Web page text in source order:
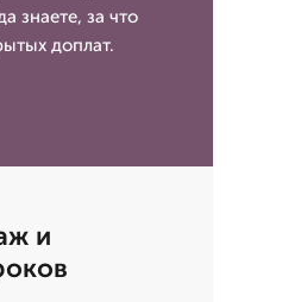
знаете, за что
доплат.
и